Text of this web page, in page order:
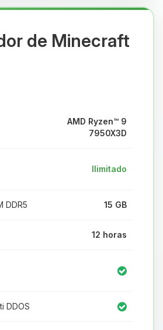
de Minecraft
AMD Ryzen™ 9
7950X3D
Ilimitado
DDR5 15 GB
12 horas
DDOS